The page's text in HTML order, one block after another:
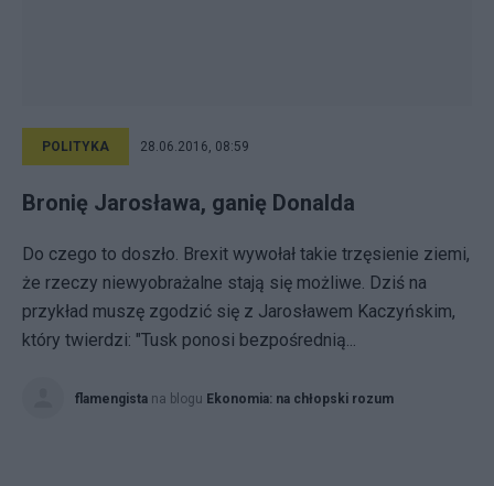
POLITYKA 28.06.2016, 08:59
Bronię Jarosława, ganię Donalda
Do czego to doszło. Brexit wywołał takie trzęsienie ziemi,
że rzeczy niewyobrażalne stają się możliwe. Dziś na
przykład muszę zgodzić się z Jarosławem Kaczyńskim,
który twierdzi: "Tusk ponosi bezpośrednią...
flamengista na blogu Ekonomia: na chłopski rozum